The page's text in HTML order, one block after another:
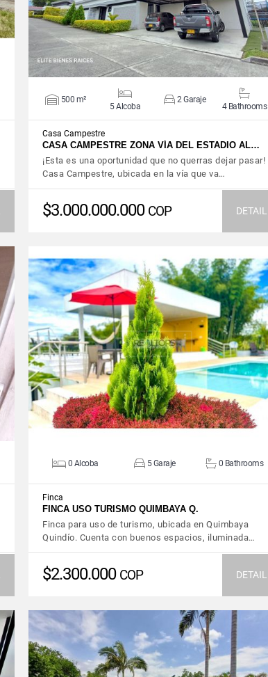
500 m²
5 Alcoba
2 Garaje
4 Bathrooms
Casa Campestre
CASA CAMPESTRE ZONA VÍA DEL ESTADIO AL…
¡Esta es una oportunidad que no querras dejar pasar!
Casa Campestre, ubicada en la vía que va…
$3.000.000.000 COP DETAIL
VIEW DETAILS
0 Alcoba 5 Garaje 0 Bathrooms
Finca
FINCA USO TURISMO QUIMBAYA Q.
Finca para uso de turismo, ubicada en Quimbaya
Quindío. Cuenta con buenos espacios, iluminada…
$2.300.000 COP DETAIL